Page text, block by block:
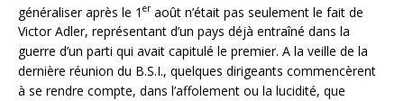
généraliser après le 1 eraoût n’était pas seulement le fait de
Victor Adler, représentant d’un pays déjà entraîné dans la
guerre d’un parti qui avait capitulé le premier. A la veille de la
dernière réunion du B.S.I., quelques dirigeants commencèrent
à se rendre compte, dans l’affolement ou la lucidité, que